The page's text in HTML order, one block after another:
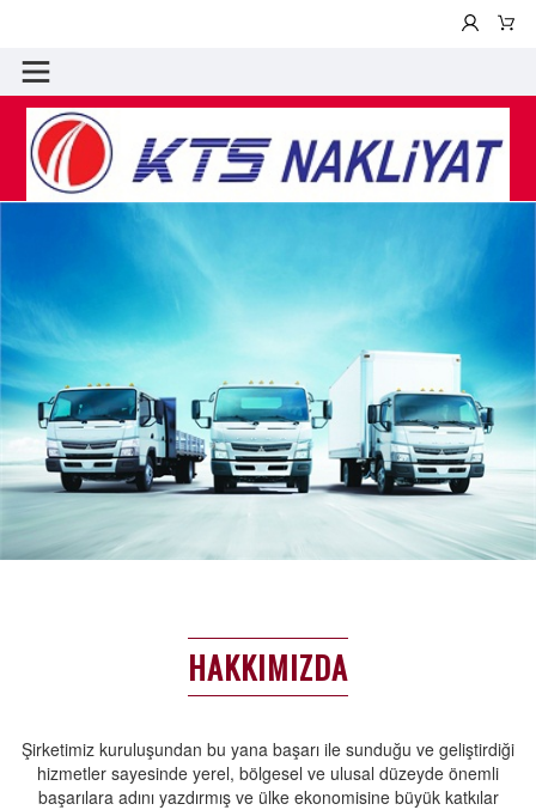
HAKKIMIZDA
Şirketimiz kuruluşundan bu yana başarı ile sunduğu ve geliştirdiği
hizmetler sayesinde yerel, bölgesel ve ulusal düzeyde önemli
başarılara adını yazdırmış ve ülke ekonomisine büyük katkılar